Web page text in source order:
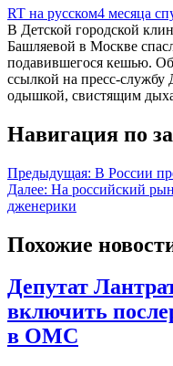
RT на русском4 месяца
В Детской городской
Башляевой в Москве
подавившегося кешью.
ссылкой на пресс-службу
одышкой, свистящим
Навигация по
Предыдущая: В России
Далее: На российский
дженерики
Похожие
Депутат
включить
в ОМС